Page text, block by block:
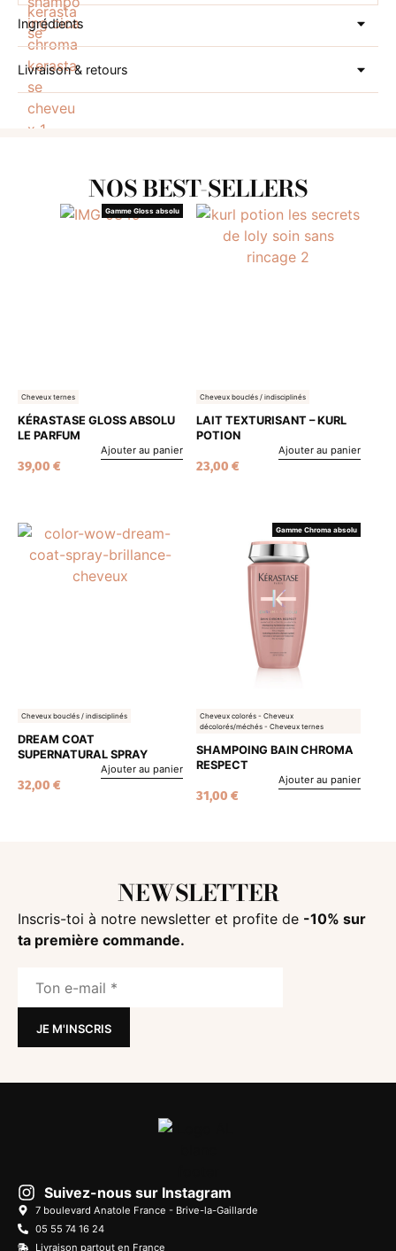
Ingrédients
Livraison & retours
NOS BEST-SELLERS
Gamme Gloss absolu
Cheveux ternes
KÉRASTASE GLOSS ABSOLU
LE PARFUM
39,00 €
Ajouter au panier
Cheveux bouclés / indisciplinés
LAIT TEXTURISANT – KURL
POTION
23,00 €
Ajouter au panier
Cheveux bouclés / indisciplinés
DREAM COAT
SUPERNATURAL SPRAY
32,00 €
Ajouter au panier
Gamme Chroma absolu
Cheveux colorés - Cheveux
décolorés/méchés - Cheveux ternes
SHAMPOING BAIN CHROMA
RESPECT
31,00 €
Ajouter au panier
NEWSLETTER
Inscris-toi à notre newsletter et profite de -10% sur
ta première commande.
Suivez-nous sur Instagram
7 boulevard Anatole France - Brive-la-Gaillarde
05 55 74 16 24
Livraison partout en France